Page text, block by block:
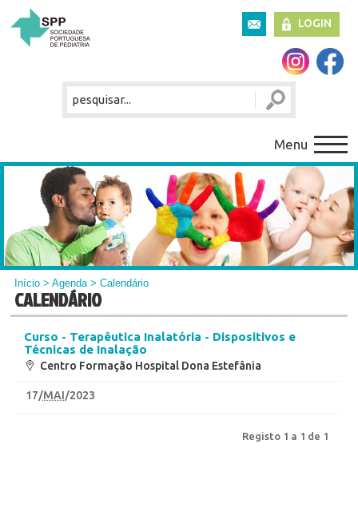
LOGIN
Menu
Início >Agenda> Calendário
CALENDÁRIO
Curso - Terapêutica Inalatória - Dispositivos e
Técnicas de Inalação
Centro Formação Hospital Dona Estefânia
17/MAI/2023
Registo 1 a 1 de 1